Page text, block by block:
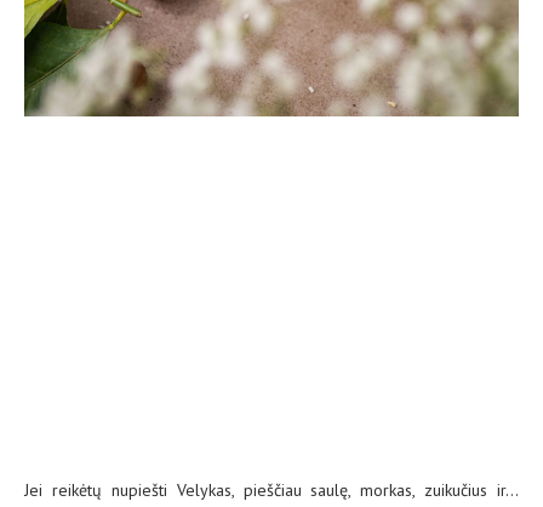
Jei reikėtų nupiešti Velykas, pieščiau saulę, morkas, zuikučius ir…